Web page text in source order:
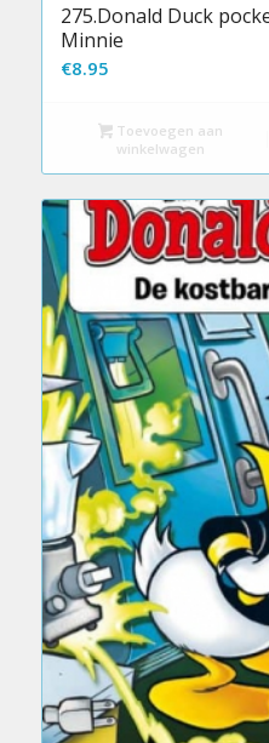
275.Donald Duck
Minnie
€8.95
Toevoegen aan
winkelwagen